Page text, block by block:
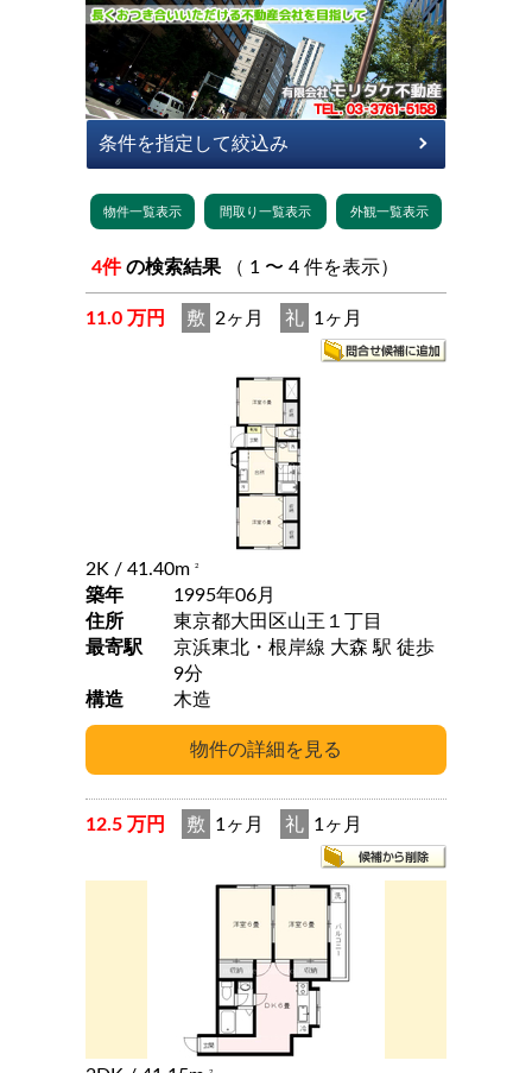
4件 の検索結果 （ 1 〜 4 件を表示）
11.0 万円 敷 2ヶ月 礼 1ヶ月
2K / 41.40m 2
築年
1995年06月
住所
東京都大田区山王１丁目
最寄駅
京浜東北・根岸線 大森 駅 徒歩
9分
構造
木造
12.5 万円 敷 1ヶ月 礼 1ヶ月